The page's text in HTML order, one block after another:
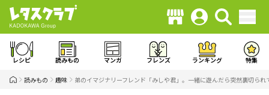
レシピ 読みもの マンガ フレンズ ランキング 特集
読みもの 趣味 弟のイマジナリーフレンド「みしや君」。一緒に遊んだら突然裏切ら